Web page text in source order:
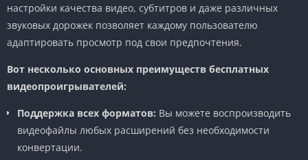
настройки качества видео, субтитров и даже различных
звуковых дорожек позволяет каждому пользователю
адаптировать просмотр под свои предпочтения.
Вот несколько основных преимуществ бесплатных
видеопроигрывателей:
Поддержка всех форматов: Вы можете воспроизводить
видеофайлы любых расширений без необходимости
конвертации.